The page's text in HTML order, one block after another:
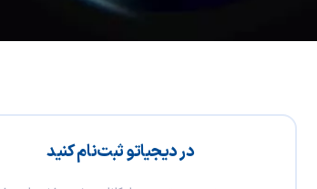
در دیجیاتو ثبت‌نام کنید